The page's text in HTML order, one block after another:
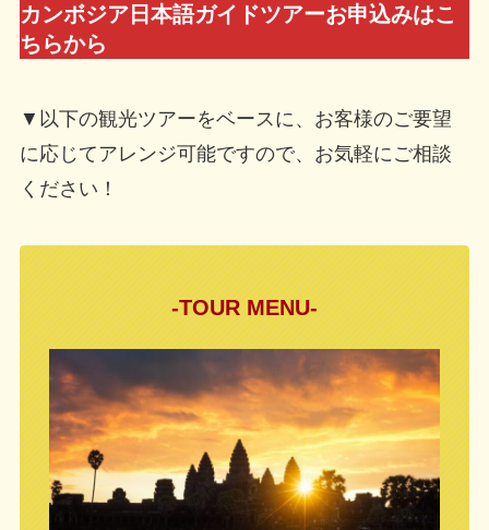
カンボジア日本語ガイドツアーお申込みはこ
ちらから
▼以下の観光ツアーをベースに、お客様のご要望
に応じてアレンジ可能ですので、お気軽にご相談
ください！
-TOUR MENU-